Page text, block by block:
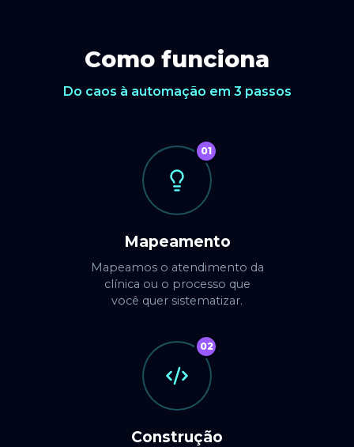
Como funciona
Do caos à automação em 3 passos
01
Mapeamento
Mapeamos o atendimento da
clínica ou o processo que
você quer sistematizar.
02
Construção